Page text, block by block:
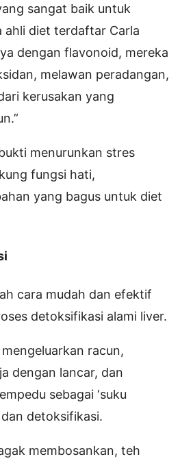
sangat baik untuk
ahli diet terdaftar Carla
dengan flavonoid, mereka
melawan peradangan,
kerusakan yang
menurunkan stres
fungsi hati,
yang bagus untuk diet
cara mudah dan efektif
detoksifikasi alami liver.
racun,
dengan lancar, dan
sebagai ‘suku
detoksifikasi.
membosankan, teh